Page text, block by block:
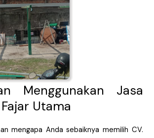
Menggunakan Jasa
Utama
mengapa Anda sebaiknya memilih CV.